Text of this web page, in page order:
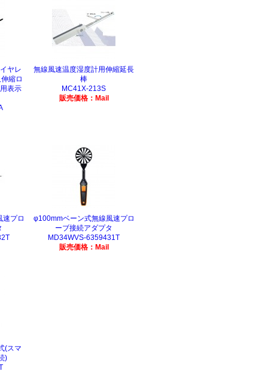
ヤレ
縮ロ
表示
無線風速温度湿度計用伸縮延長
棒
MC41X-213S
販売価格：Mail
速プロ
φ100mmベーン式無線風速プロ
ーブ接続アダプタ
MD34WVS-6359431T
販売価格：Mail
(スマ
)